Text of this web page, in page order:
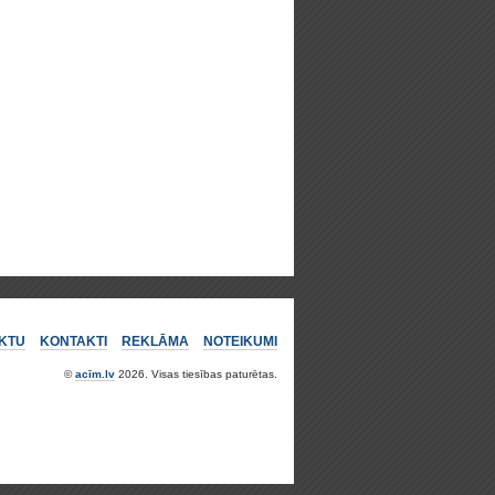
KONTAKTI REKLĀMA NOTEIKUMI
©acīm.lv 2026. Visas tiesības paturētas.